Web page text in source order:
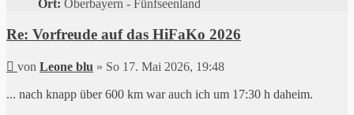
Ort: Oberbayern - Fünfseenland
Re: Vorfreude auf das HiFaKo 2026
Beitrag
von Leone blu » So 17. Mai 2026, 19:48
... nach knapp über 600 km war auch ich um 17:30 h daheim.